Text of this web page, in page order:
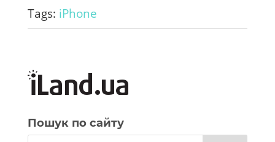
Tags: iPhone
Пошук по сайту